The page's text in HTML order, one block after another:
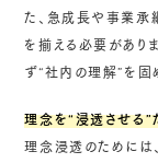
た、急成長や事業承
を揃える必要があり
ず“社内の理解”を固
理念を“浸透させる”
理念浸透のためには